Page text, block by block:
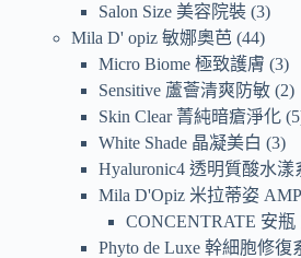
Salon Size 美容院裝 3
Mila D' opiz 敏娜奧芭 44
Micro Biome 極致護膚 3
Sensitive 蘆薈清爽防敏 2
Skin Clear 菁純暗瘡淨化 5
White Shade 晶凝美白
3
Hyaluronic4 透明質酸水漾
Mila D'Opiz 米拉蒂姿
CONCENTRATE 安瓶
Phyto de Luxe 幹細胞修復